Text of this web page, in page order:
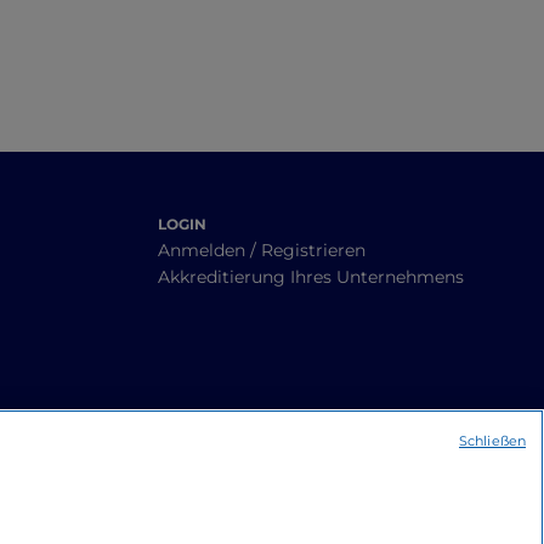
LOGIN
Anmelden / Registrieren
Akkreditierung Ihres Unternehmens
Schließen